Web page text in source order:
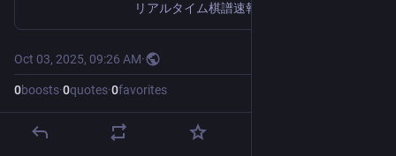
Oct 03, 2025, 09:26 AM·
0boosts·0quotes·0favorites